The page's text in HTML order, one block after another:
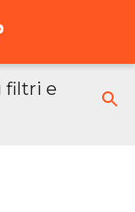
filtri e